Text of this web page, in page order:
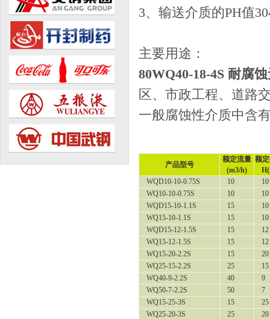
3、输送介质的PH值
主要用途：
80WQ40-18-4S 耐腐
区、市政工程、道路
一般腐蚀性介质中含
产品型号
额定流量
(m3/h)
额
WQD10-10-0.75S
10
10
WQ10-10-0.75S
10
10
WQD15-10-1.1S
15
10
WQ15-10-1.1S
15
10
WQD15-12-1.5S
15
12
WQ15-12-1.5S
15
12
WQ15-20-2.2S
15
20
WQ25-15-2.2S
25
15
WQ40-9-2.2S
40
9
WQ50-7-2.2S
50
7
WQ15-25-3S
15
25
WQ25-20-3S
25
20